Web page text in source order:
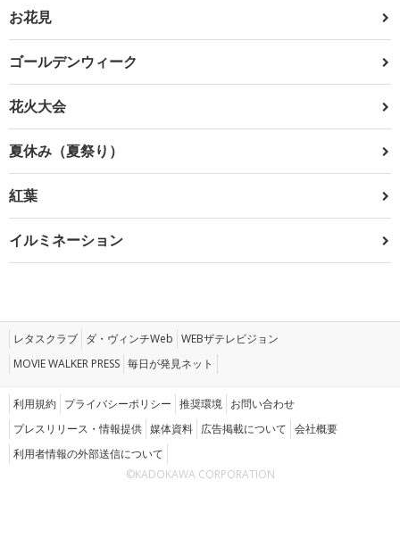
お花見
ゴールデンウィーク
花火大会
夏休み（夏祭り）
紅葉
イルミネーション
レタスクラブ ダ・ヴィンチWeb WEBザテレビジョン
MOVIE WALKER PRESS 毎日が発見ネット
利用規約 プライバシーポリシー 推奨環境 お問い合わせ
プレスリリース・情報提供 媒体資料 広告掲載について 会社概要
利用者情報の外部送信について
©KADOKAWA CORPORATION